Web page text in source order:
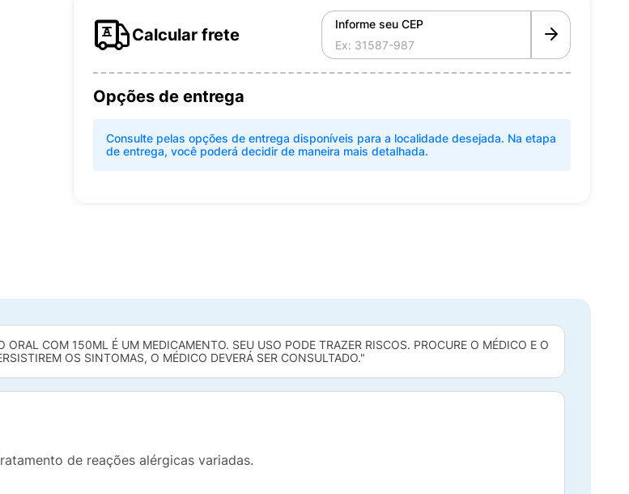
Calcular frete
Informe seu CEP
Opções de entrega
Consulte pelas opções de entrega disponíveis para a localidade desejada. Na etapa
de entrega, você poderá decidir de maneira mais detalhada.
COM 150ML É UM MEDICAMENTO. SEU USO PODE TRAZER RISCOS. PROCURE O MÉDICO E O
OS SINTOMAS, O MÉDICO DEVERÁ SER CONSULTADO."
de reações alérgicas variadas.